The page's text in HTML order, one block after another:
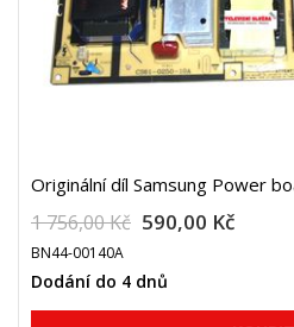
Originální díl Samsung Power
1 756,00 Kč 590,00 Kč
BN44-00140A
Dodání do 4 dnů